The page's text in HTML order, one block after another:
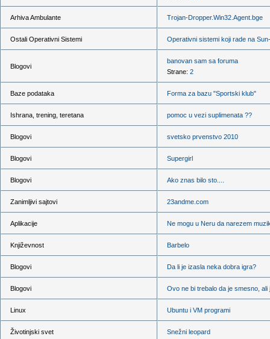
Arhiva Ambulante Trojan-Dropper.Win32.Agent.bge
Ostali Operativni Sistemi Operativni sistemi koji rade na
Blogovi
banovan sam sa foruma
Strane: 2
Baze podataka Forma za bazu "Sportski klub"
Ishrana, trening, teretana pomoc u vezi suplimenata ??
Blogovi svetsko prvenstvo 2010
Blogovi Supergirl
Blogovi Ako znas bilo sto....
Zanimljivi sajtovi 23andme.com
Aplikacije Ne mogu u Neru da narezem
Književnost Barbelo
Blogovi Da li je izasla neka dobra igra?
Blogovi Ovo ne bi trebalo da je smesno, ali
Linux Ubuntu i VM programi
Životinjski svet Snežni leopard